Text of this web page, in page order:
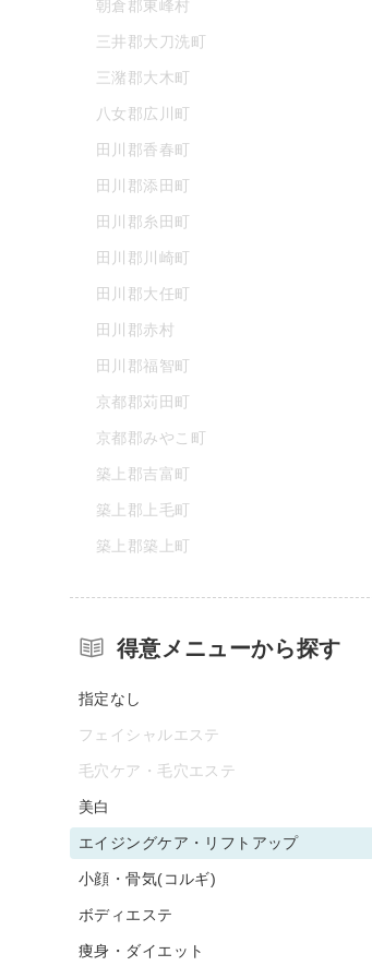
朝倉郡東峰村
三井郡大刀洗町
三潴郡大木町
八女郡広川町
田川郡香春町
田川郡添田町
田川郡糸田町
田川郡川崎町
田川郡大任町
田川郡赤村
田川郡福智町
京都郡苅田町
京都郡みやこ町
築上郡吉富町
築上郡上毛町
築上郡築上町
得意メニューから探す
指定なし
フェイシャルエステ
毛穴ケア・毛穴エステ
美白
エイジングケア・リフトアップ
小顔・骨気(コルギ)
ボディエステ
痩身・ダイエット